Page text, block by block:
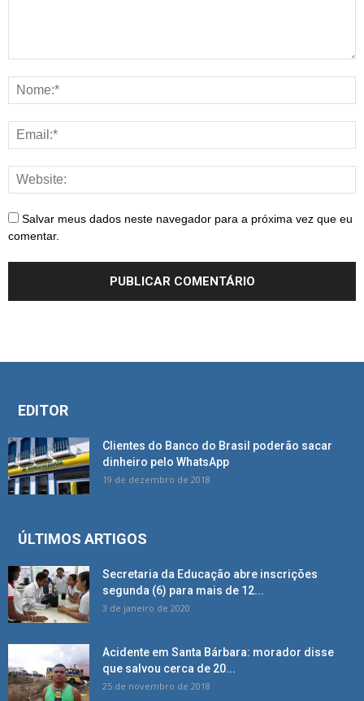
Salvar meus dados neste navegador para a próxima vez que eu
comentar.
EDITOR
Clientes do Banco do Brasil poderão sacar
dinheiro pelo WhatsApp
19 de dezembro de 2018
ÚLTIMOS ARTIGOS
Secretaria da Educação abre inscrições
segunda (6) para mais de 12...
3 de janeiro de 2020
Acidente em Santa Bárbara: morador disse
que salvou cerca de 20...
25 de novembro de 2018